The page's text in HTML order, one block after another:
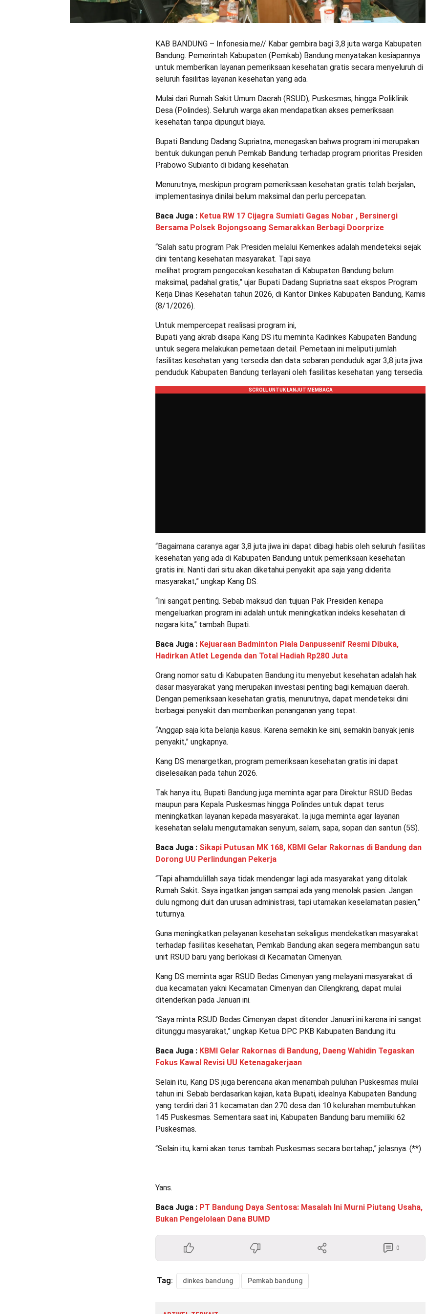
KAB BANDUNG – Infonesia.me// Kabar gembira bagi 3,8 juta warga Kabupaten
Bandung. Pemerintah Kabupaten (Pemkab) Bandung menyatakan kesiapannya
untuk memberikan layanan pemeriksaan kesehatan gratis secara menyeluruh di
seluruh fasilitas layanan kesehatan yang ada.
Mulai dari Rumah Sakit Umum Daerah (RSUD), Puskesmas, hingga Poliklinik
Desa (Polindes). Seluruh warga akan mendapatkan akses pemeriksaan
kesehatan tanpa dipungut biaya.
Bupati Bandung Dadang Supriatna, menegaskan bahwa program ini merupakan
bentuk dukungan penuh Pemkab Bandung terhadap program prioritas Presiden
Prabowo Subianto di bidang kesehatan.
Menurutnya, meskipun program pemeriksaan kesehatan gratis telah berjalan,
implementasinya dinilai belum maksimal dan perlu percepatan.
Baca Juga : Ketua RW 17 Cijagra Sumiati Gagas Nobar , Bersinergi
Bersama Polsek Bojongsoang Semarakkan Berbagi Doorprize
“Salah satu program Pak Presiden melalui Kemenkes adalah mendeteksi sejak
dini tentang kesehatan masyarakat. Tapi saya
melihat program pengecekan kesehatan di Kabupaten Bandung belum
maksimal, padahal gratis,” ujar Bupati Dadang Supriatna saat ekspos Program
Kerja Dinas Kesehatan tahun 2026, di Kantor Dinkes Kabupaten Bandung, Kamis
(8/1/2026).
Untuk mempercepat realisasi program ini,
Bupati yang akrab disapa Kang DS itu meminta Kadinkes Kabupaten Bandung
untuk segera melakukan pemetaan detail. Pemetaan ini meliputi jumlah
fasilitas kesehatan yang tersedia dan data sebaran penduduk agar 3,8 juta jiwa
penduduk Kabupaten Bandung terlayani oleh fasilitas kesehatan yang tersedia.
“Bagaimana caranya agar 3,8 juta jiwa ini dapat dibagi habis oleh seluruh fasilitas
kesehatan yang ada di Kabupaten Bandung untuk pemeriksaan kesehatan
gratis ini. Nanti dari situ akan diketahui penyakit apa saja yang diderita
masyarakat,” ungkap Kang DS.
“Ini sangat penting. Sebab maksud dan tujuan Pak Presiden kenapa
mengeluarkan program ini adalah untuk meningkatkan indeks kesehatan di
negara kita,” tambah Bupati.
Baca Juga : Kejuaraan Badminton Piala Danpussenif Resmi Dibuka,
Hadirkan Atlet Legenda dan Total Hadiah Rp280 Juta
Orang nomor satu di Kabupaten Bandung itu menyebut kesehatan adalah hak
dasar masyarakat yang merupakan investasi penting bagi kemajuan daerah.
Dengan pemeriksaan kesehatan gratis, menurutnya, dapat mendeteksi dini
berbagai penyakit dan memberikan penanganan yang tepat.
“Anggap saja kita belanja kasus. Karena semakin ke sini, semakin banyak jenis
penyakit,” ungkapnya.
Kang DS menargetkan, program pemeriksaan kesehatan gratis ini dapat
diselesaikan pada tahun 2026.
Tak hanya itu, Bupati Bandung juga meminta agar para Direktur RSUD Bedas
maupun para Kepala Puskesmas hingga Polindes untuk dapat terus
meningkatkan layanan kepada masyarakat. Ia juga meminta agar layanan
kesehatan selalu mengutamakan senyum, salam, sapa, sopan dan santun (5S).
Baca Juga : Sikapi Putusan MK 168, KBMI Gelar Rakornas di Bandung dan
Dorong UU Perlindungan Pekerja
“Tapi alhamdulillah saya tidak mendengar lagi ada masyarakat yang ditolak
Rumah Sakit. Saya ingatkan jangan sampai ada yang menolak pasien. Jangan
dulu ngmong duit dan urusan administrasi, tapi utamakan keselamatan pasien,”
tuturnya.
Guna meningkatkan pelayanan kesehatan sekaligus mendekatkan masyarakat
terhadap fasilitas kesehatan, Pemkab Bandung akan segera membangun satu
unit RSUD baru yang berlokasi di Kecamatan Cimenyan.
Kang DS meminta agar RSUD Bedas Cimenyan yang melayani masyarakat di
dua kecamatan yakni Kecamatan Cimenyan dan Cilengkrang, dapat mulai
ditenderkan pada Januari ini.
“Saya minta RSUD Bedas Cimenyan dapat ditender Januari ini karena ini sangat
ditunggu masyarakat,” ungkap Ketua DPC PKB Kabupaten Bandung itu.
Baca Juga : KBMI Gelar Rakornas di Bandung, Daeng Wahidin Tegaskan
Fokus Kawal Revisi UU Ketenagakerjaan
Selain itu, Kang DS juga berencana akan menambah puluhan Puskesmas mulai
tahun ini. Sebab berdasarkan kajian, kata Bupati, idealnya Kabupaten Bandung
yang terdiri dari 31 kecamatan dan 270 desa dan 10 kelurahan membutuhkan
145 Puskesmas. Sementara saat ini, Kabupaten Bandung baru memiliki 62
Puskesmas.
“Selain itu, kami akan terus tambah Puskesmas secara bertahap,” jelasnya. (**)
Yans.
Baca Juga : PT Bandung Daya Sentosa: Masalah Ini Murni Piutang Usaha,
Bukan Pengelolaan Dana BUMD
0
Tag: dinkes bandung Pemkab bandung